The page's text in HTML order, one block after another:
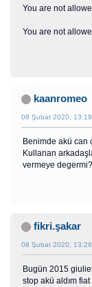
You are not
You are not
kaanromeo
08 Şubat 2020,
Benimde akü can
Kullanan
vermeye degermi?
fikri.şakar
08 Şubat 2020,
Bugün 2015
stop akü aldım